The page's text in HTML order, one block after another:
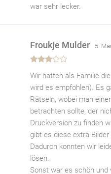
war sehr lecker.
mit 3
von 5
Froukje Mulder 5.
Wir hatten als Familie
wird es empfohlen). Es
Rätseln, wobei man
betrachten sollte, der
Druckversion zu finden
gibt es diese extra Bilder
Dadurch konnten wir
lösen.
Sonst war es schön und